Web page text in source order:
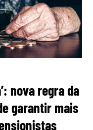
nova regra da
garantir mais